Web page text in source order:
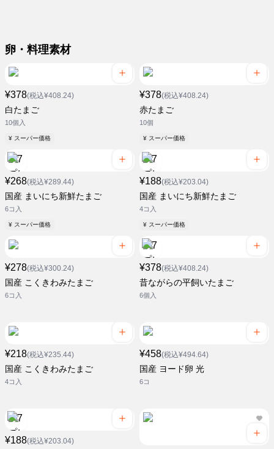
卵・料理素材
¥378(税込¥408.24)
白たまご
10個入
¥ スーパー価格
¥378(税込¥408.24)
赤たまご
10個
¥ スーパー価格
¥268(税込¥289.44)
国産 まいにち新鮮たまご
6コ入
¥ スーパー価格
¥188(税込¥203.04)
国産 まいにち新鮮たまご
4コ入
¥ スーパー価格
¥278(税込¥300.24)
国産 こくきわみたまご
6コ入
¥378(税込¥408.24)
昔ながらの平飼いたまご
6個入
¥218(税込¥235.44)
国産 こくきわみたまご
4コ入
¥458(税込¥494.64)
国産 ヨード卵 光
6コ
¥188(税込¥203.04)